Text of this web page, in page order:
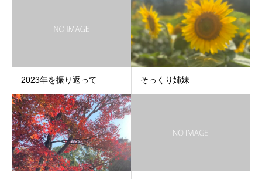
2023年を振り返って そっくり姉妹